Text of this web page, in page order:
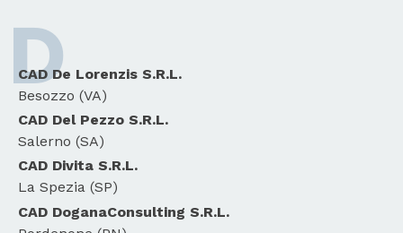
D
CAD De Lorenzis S.R.L.
Besozzo (VA)
CAD Del Pezzo S.R.L.
Salerno (SA)
CAD Divita S.R.L.
La Spezia (SP)
CAD DoganaConsulting S.R.L.